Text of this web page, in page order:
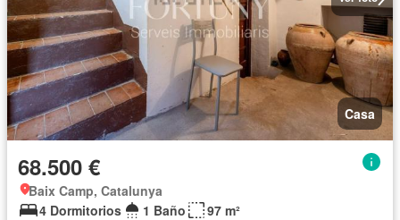
Casa
68.500 €
Baix Camp, Catalunya
4 Dormitorios
1 Baño
97 m²